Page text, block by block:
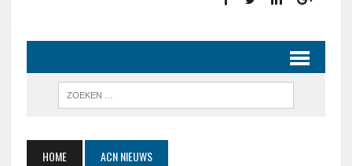
HOME ACN NIEUWS